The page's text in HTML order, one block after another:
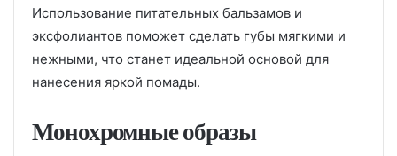
Использование питательных бальзамов и
эксфолиантов поможет сделать губы мягкими и
нежными, что станет идеальной основой для
нанесения яркой помады.
Монохромные образы